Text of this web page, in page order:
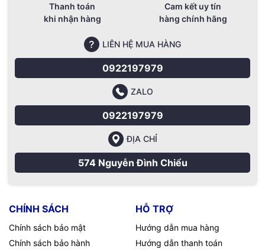
Thanh toán
khi nhận hàng
Cam kết uy tín
hàng chính hãng
LIÊN HỆ MUA HÀNG
0922197979
ZALO
0922197979
ĐỊA CHỈ
574 Nguyễn Đình Chiểu
CHÍNH SÁCH
Chính sách bảo mật
Chính sách bảo hành
HỖ TRỢ
Hướng dẫn mua hàng
Hướng dẫn thanh toán